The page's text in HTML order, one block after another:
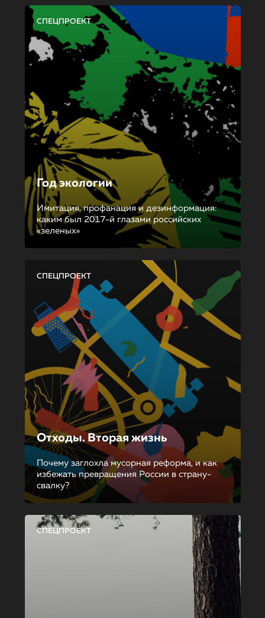
СПЕЦПРОЕКТ
Год экологии
Имитация, профанация и дезинформация:
каким был 2017-й глазами российских
«зеленых»
СПЕЦПРОЕКТ
Отходы. Вторая жизнь
Почему заглохла мусорная реформа, и как
избежать превращения России в страну-
свалку?
СПЕЦПРОЕКТ